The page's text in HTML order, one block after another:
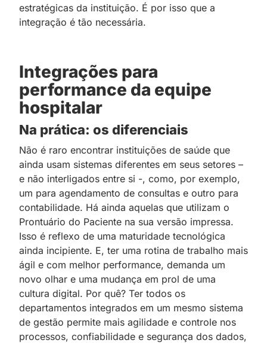
estratégicas da instituição. É por isso que a
integração é tão necessária.
Integrações para
performance da equipe
hospitalar
Na prática: os diferenciais
Não é raro encontrar instituições de saúde que
ainda usam sistemas diferentes em seus setores –
e não interligados entre si -, como, por exemplo,
um para agendamento de consultas e outro para
contabilidade. Há ainda aquelas que utilizam o
Prontuário do Paciente na sua versão impressa.
Isso é reflexo de uma maturidade tecnológica
ainda incipiente. E, ter uma rotina de trabalho mais
ágil e com melhor performance, demanda um
novo olhar e uma mudança em prol de uma
cultura digital. Por quê? Ter todos os
departamentos integrados em um mesmo sistema
de gestão permite mais agilidade e controle nos
processos, confiabilidade e segurança dos dados,